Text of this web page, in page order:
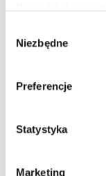
zgody
Niezbędne
Preferencje
Statystyka
Marketing